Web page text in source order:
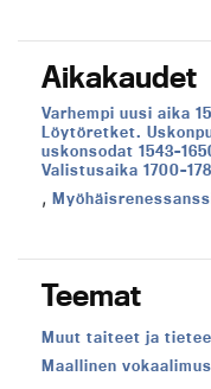
Aikakaudet
Aikakausi:
Varhempi uusi aika
Löytöretket.
uskonsodat
Valistusaika
, Aikakausi:
Teemat
Teema:
Muut taiteet ja
Teema:
Maallinen